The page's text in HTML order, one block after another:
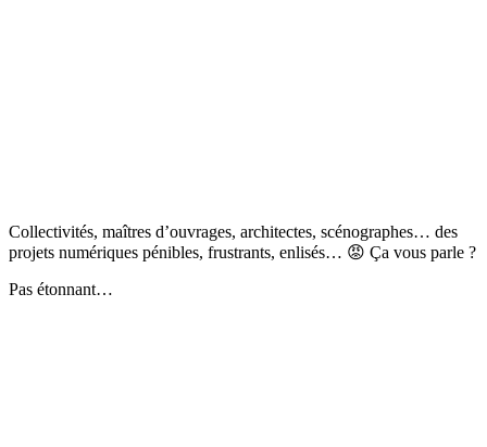
Collectivités, maîtres d’ouvrages, architectes, scénographes… des
projets numériques pénibles, frustrants, enlisés… 😡 Ça vous parle ?
Pas étonnant…